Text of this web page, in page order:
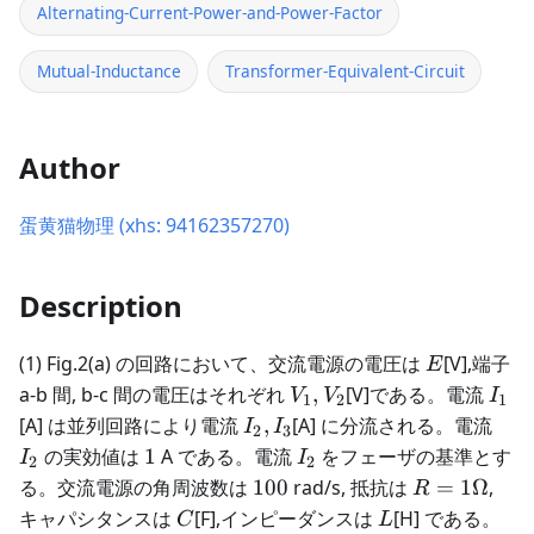
Alternating-Current-Power-and-Power-Factor
Mutual-Inductance Transformer-Equivalent-Circuit
Author
蛋黄猫物理 (xhs: 94162357270)
Description
(1) Fig.2(a) の回路において、交流電源の電圧は E
E[V],端子
a-b 間, b-c 間の電圧はそれぞれ V_1,V_2
V1, V2[V]である。電流 I_1
I1
[A] は並列回路により電流 I_2,I_3
I2, I3[A] に分流される。電流
I2 の実効値は 1
1 A である。電流 I_2
I2 をフェーザの基準とす
る。交流電源の角周波数は 100
100 rad/s, 抵抗は R = 1
\Omega
R = 1Ω,
キャパシタンスは C
C[F],インピーダンスはL
L[H] である。